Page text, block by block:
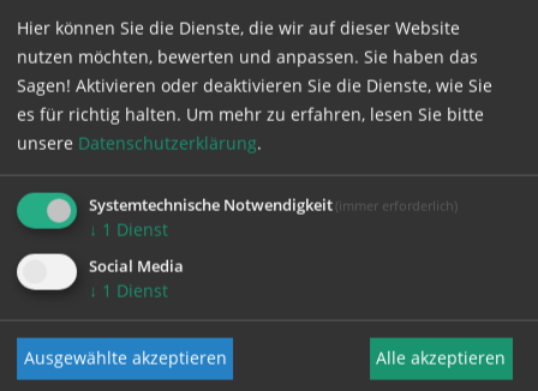
oder weißer Rauch" als Signal für die
Öffentlichkeit erzeugt. Zum Papst gewählt ist, wer
zwei Drittel der Wählerstimmen erhält. Bis zu
vier Wahlgänge täglich - zwei vormittags, zwei
nachmittags - werden durchgeführt.
Die Wahl wird für einen Tag des Gebets und der
Meditation unterbrochen, wenn die Wahlen drei
Tage lang erfolglos waren. Waren 34 Wahlgänge
ohne Ergebnis, gehen die Kardinäle zu einer
Hier können Sie die Dienste, die wir auf dieser Website
nutzen möchten, bewerten und anpassen. Sie haben das
Sagen! Aktivieren oder deaktivieren Sie die Dienste, wie Sie
es für richtig halten. Um mehr zu erfahren, lesen Sie bitte
unsere Datenschutzerklärung.
Systemtechnische Notwendigkeit (immer erforderlich)
↓ 1 Dienst
Social Media
↓ 1 Dienst
Ausgewählte akzeptieren Alle akzeptieren